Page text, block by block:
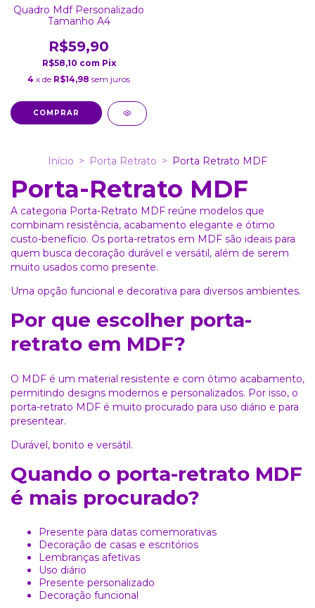
Quadro Mdf Personalizado
Tamanho A4
R$59,90
R$58,10 com Pix
4 x de R$14,98 sem juros
Início > Porta Retrato > Porta Retrato MDF
Porta-Retrato MDF
A categoria Porta-Retrato MDF reúne modelos que
combinam resistência, acabamento elegante e ótimo
custo-benefício. Os porta-retratos em MDF são ideais para
quem busca decoração durável e versátil, além de serem
muito usados como presente.
Uma opção funcional e decorativa para diversos ambientes.
Por que escolher porta-
retrato em MDF?
O MDF é um material resistente e com ótimo acabamento,
permitindo designs modernos e personalizados. Por isso, o
porta-retrato MDF é muito procurado para uso diário e para
presentear.
Durável, bonito e versátil.
Quando o porta-retrato MDF
é mais procurado?
Presente para datas comemorativas
Decoração de casas e escritórios
Lembranças afetivas
Uso diário
Presente personalizado
Decoração funcional